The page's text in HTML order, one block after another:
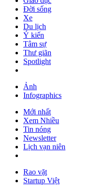
Đời sống
Xe
Du lịch
Ý kiến
Tâm sự
Thư giãn
Spotlight
Ảnh
Infographics
Mới nhất
Xem Nhiều
Tin nóng
Newsletter
Lịch vạn niên
Rao vặt
Startup Việt